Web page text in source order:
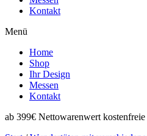
Kontakt
Menü
Home
Shop
Ihr Design
Messen
Kontakt
ab 399€ Nettowarenwert